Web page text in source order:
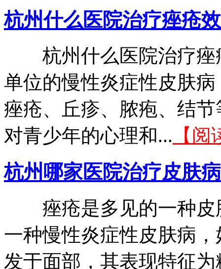
杭州什么医院治疗痤疮
杭州什么医院治疗痤
单位的慢性炎症性皮肤
痤疮、丘疹、脓疱、结
对青少年的心理和... 【
杭州哪家医院治疗皮肤
痤疮是多见的一种皮
一种慢性炎症性皮肤病
发于面部，其表现特征